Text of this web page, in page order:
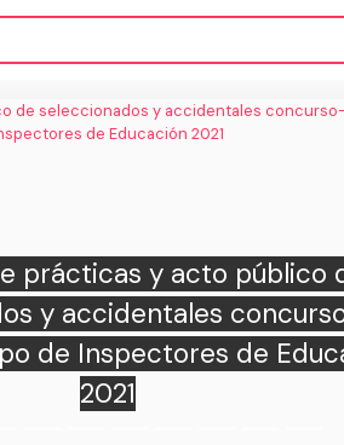
Adjudicación
residentes en